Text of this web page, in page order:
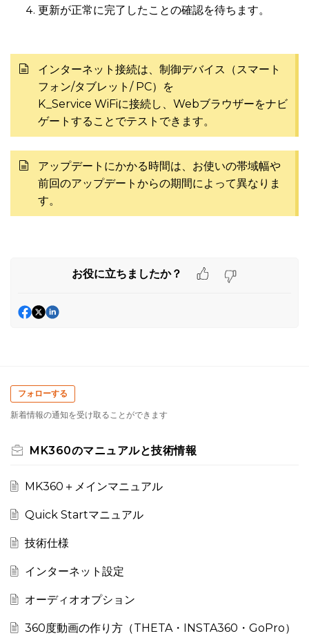
更新が正常に完了したことの確認を待ちます。
インターネット接続は、制御デバイス（スマート
フォン/タブレット/ PC）を
K_Service WiFiに接続し、Webブラウザーをナビ
ゲートすることでテストできます。
アップデートにかかる時間は、お使いの帯域幅や
前回のアップデートからの期間によって異なりま
す。
お役に立ちましたか？
フォローする
新着情報の通知を受け取ることができます
MK360のマニュアルと技術情報
MK360＋メインマニュアル
Quick Startマニュアル
技術仕様
インターネット設定
オーディオオプション
360度動画の作り方（THETA・INSTA360・GoPro）